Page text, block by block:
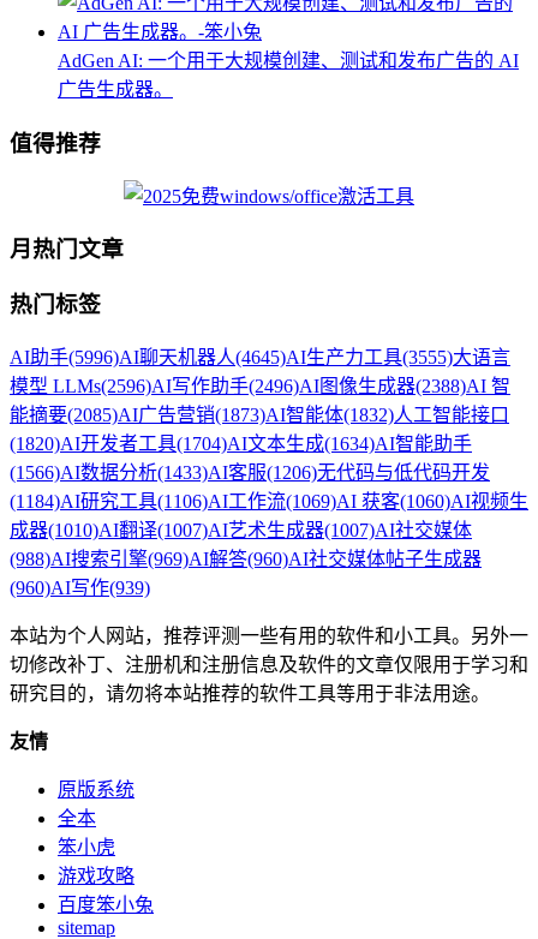
AdGen AI: 一个用于大规模创建、测试和发布广告的 AI
广告生成器。
值得推荐
月热门文章
热门标签
AI助手(5996)AI聊天机器人(4645)AI生产力工具(3555)大语言
模型 LLMs(2596)AI写作助手(2496)AI图像生成器(2388)AI 智
能摘要(2085)AI广告营销(1873)AI智能体(1832)人工智能接口
(1820)AI开发者工具(1704)AI文本生成(1634)AI智能助手
(1566)AI数据分析(1433)AI客服(1206)无代码与低代码开发
(1184)AI研究工具(1106)AI工作流(1069)AI 获客(1060)AI视频生
成器(1010)AI翻译(1007)AI艺术生成器(1007)AI社交媒体
(988)AI搜索引擎(969)AI解答(960)AI社交媒体帖子生成器
(960)AI写作(939)
本站为个人网站，推荐评测一些有用的软件和小工具。另外一
切修改补丁、注册机和注册信息及软件的文章仅限用于学习和
研究目的，请勿将本站推荐的软件工具等用于非法用途。
友情
原版系统
全本
笨小虎
游戏攻略
百度笨小兔
sitemap